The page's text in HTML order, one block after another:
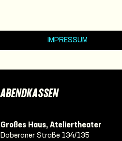
IMPRESSUM
ABENDKASSEN
Großes Haus, Ateliertheater
Doberaner Straße 134/135